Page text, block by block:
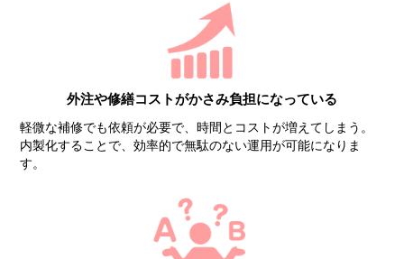
外注や修繕コストがかさみ負担になっている
軽微な補修でも依頼が必要で、時間とコストが増えてしまう。
内製化することで、効率的で無駄のない運用が可能になりま
す。